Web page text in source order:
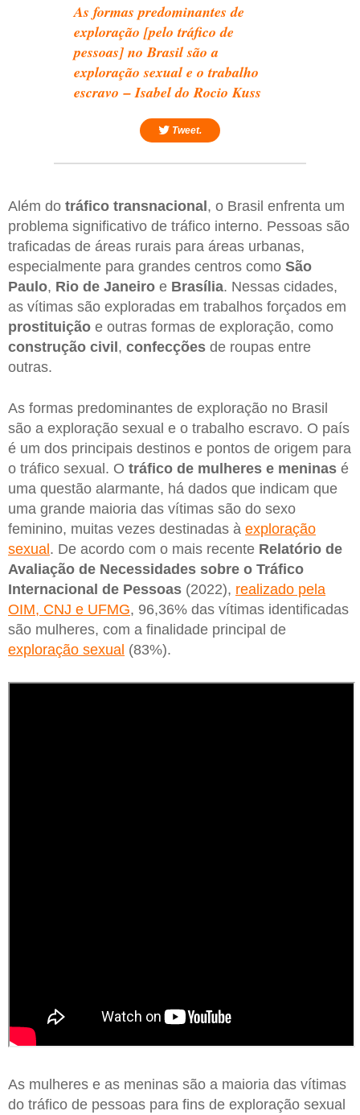
As formas predominantes de
exploração [pelo tráfico de
pessoas] no Brasil são a
exploração sexual e o trabalho
escravo – Isabel do Rocio Kuss
Tweet.
Além do tráfico transnacional, o Brasil enfrenta um
problema significativo de tráfico interno. Pessoas são
traficadas de áreas rurais para áreas urbanas,
especialmente para grandes centros como São
Paulo, Rio de Janeiro e Brasília. Nessas cidades,
as vítimas são exploradas em trabalhos forçados em
prostituição e outras formas de exploração, como
construção civil, confecções de roupas entre
outras.
As formas predominantes de exploração no Brasil
são a exploração sexual e o trabalho escravo. O país
é um dos principais destinos e pontos de origem para
o tráfico sexual. O tráfico de mulheres e meninas é
uma questão alarmante, há dados que indicam que
uma grande maioria das vítimas são do sexo
feminino, muitas vezes destinadas à exploração
sexual . De acordo com o mais recente Relatório de
Avaliação de Necessidades sobre o Tráfico
Internacional de Pessoas (2022), realizado pela
OIM, CNJ e UFMG, 96,36% das vítimas identificadas
são mulheres, com a finalidade principal de
exploração sexual (83%).
As mulheres e as meninas são a maioria das vítimas
do tráfico de pessoas para fins de exploração sexual